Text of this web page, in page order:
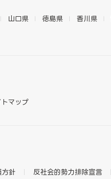
山口県 徳島県 香川県
トマップ
方針 反社会的勢力排除宣言